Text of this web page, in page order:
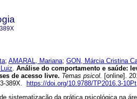
; AMARAL, Mariana; GON, Márcia Cristina
. Análise do comportamento e saúde:
de acesso livre. Temas psicol. [online].
389X.
https://doi.org/10.9788/TP2016.3-10Pt
sistematização da prática psicológica na